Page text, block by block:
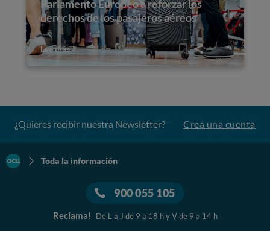
Parlamento Europeo a reforzar los
derechos de los pasajeros aéreos
Lee más
¿Quieres recibir nuestra Newsletter? Crea una cuenta
Toda la información
900 055 105
Reclama! De L a J de 9 a 18 h y V de 9 a 14 h